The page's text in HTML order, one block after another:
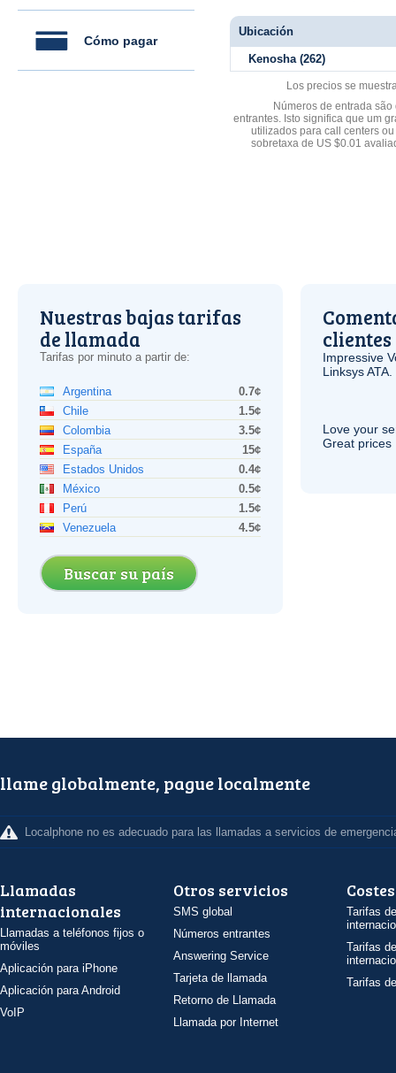
Cómo pagar
Ubicación
Kenosha (262)
Los precios se
Números de entrada
entrantes. Isto significa que um
utilizados para call centers
sobretaxa de US $0.01
Nuestras bajas tarifas
de llamada
Tarifas por minuto a partir de:
Argentina
0.7¢
Chile
1.5¢
Colombia
3.5¢
España
15¢
Estados Unidos
0.4¢
México
0.5¢
Perú
1.5¢
Venezuela
4.5¢
Buscar su país
clientes
Impressive
LinksysATA
Love your
Great prices
llame globalmente, pague localmente
Localphone no es adecuado para las llamadas a servicios de
Llamadas
internacionales
Llamadas a teléfonos fijos o
móviles
Aplicación para iPhone
Aplicación para Android
VoIP
Otros servicios
SMS global
Números entrantes
Answering Service
Tarjeta de llamada
Retorno de Llamada
Llamada por Internet
Costes
Tarifas
Tarifas
Tarifas